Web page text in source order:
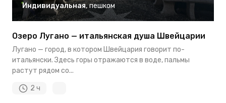
Индивидуальная, пешком
Озеро Лугано — итальянская душа Швейцарии
Лугано — город, в котором Швейцария говорит по-
итальянски. Здесь горы отражаются в воде, пальмы
растут рядом со...
2 ч